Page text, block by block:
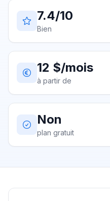
7.4/10
Bien
12 $/mois
à partir de
Non
plan gratuit